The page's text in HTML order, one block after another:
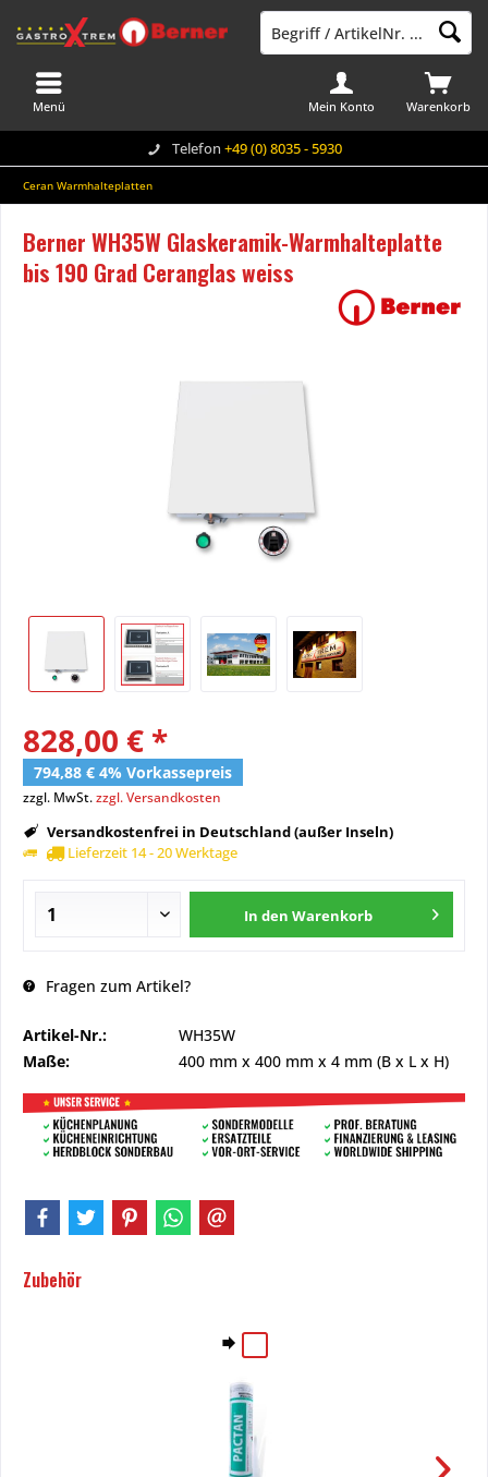
Telefon +49 (0) 8035 - 5930
Warenkorb
Mein Konto
Menü
Ceran Warmhalteplatten
Berner WH35W Glaskeramik-Warmhalteplatte
bis 190 Grad Ceranglas weiss
828,00 € *
794,88 € 4% Vorkassepreis
zzgl. MwSt.zzgl. Versandkosten
Versandkostenfrei in Deutschland (außer Inseln)
Lieferzeit 14 - 20 Werktage
In den Warenkorb
Fragen zum Artikel?
Artikel-Nr.:
WH35W
Maße:
400 mm x 400 mm x 4 mm (B x L x H)
Zubehör